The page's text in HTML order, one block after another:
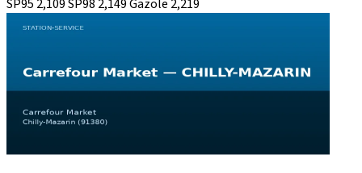
SP95 2,109SP98 2,149Gazole 2,219